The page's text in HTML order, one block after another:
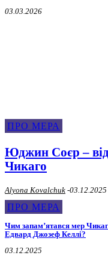
03.03.2026
ПРО МЕРА
Юджин Соєр –
Чикаго
Alyona Kovalchuk -03.12.2025
ПРО МЕРА
Чим запамʼятався мер
Едвард Джозеф Келлі?
03.12.2025